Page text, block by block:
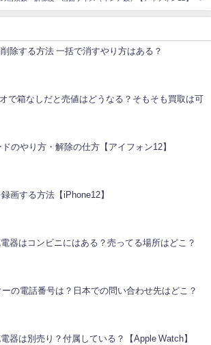
除する方法 一括で消すやり方はある？
で箱なしだと売値はどうなる？そもそも買取は可
のやり方・解除の仕方【アイフォン12】
画する方法【iPhone12】
器はコンビニにはある？売ってる場所はどこ？
の電話番号は？日本での問い合わせ先はどこ？
器は別売り？付属している？【Apple Watch】